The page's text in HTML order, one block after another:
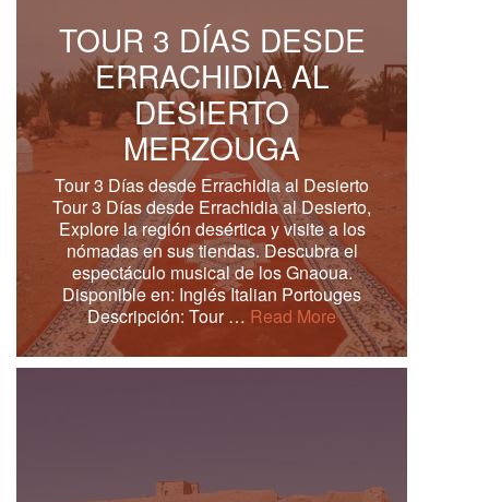
TOUR 3 DÍAS DESDE
ERRACHIDIA AL
DESIERTO
MERZOUGA
Tour 3 Días desde Errachidia al Desierto
Tour 3 Días desde Errachidia al Desierto,
Explore la región desértica y visite a los
nómadas en sus tiendas. Descubra el
espectáculo musical de los Gnaoua.
Disponible en: Inglés Italian Portouges
Descripción: Tour … Read More